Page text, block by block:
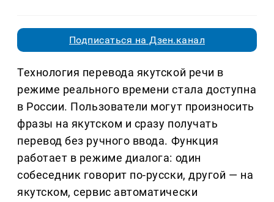
Подписаться на Дзен.канал
Технология перевода якутской речи в
режиме реального времени стала доступна
в России. Пользователи могут произносить
фразы на якутском и сразу получать
перевод без ручного ввода. Функция
работает в режиме диалога: один
собеседник говорит по-русски, другой — на
якутском, сервис автоматически